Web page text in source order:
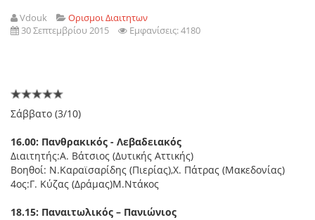
Vdouk
Ορισμοι Διαιτητων
30 Σεπτεμβρίου 2015
Εμφανίσεις: 4180
Σάββατο (3/10)
16.00: Πανθρακικός - Λεβαδειακός
Διαιτητής:Α. Βάτσιος (Δυτικής Αττικής)
Βοηθοί: Ν.Καραϊσαρίδης (Πιερίας),Χ. Πάτρας (Μακεδονίας)
4ος:Γ. Κύζας (Δράμας)Μ.Ντάκος
18.15: Παναιτωλικός – Πανιώνιος